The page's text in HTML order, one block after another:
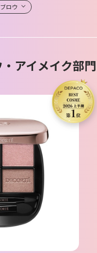
ロウ
アイメイク部門